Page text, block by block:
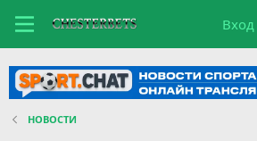
Вход
НОВОСТИ